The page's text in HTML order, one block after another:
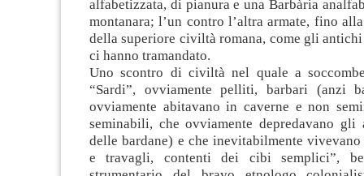
alfabetizzata, di pianura e una Barbària
montanara; l’un contro l’altra armate, fino
della superiore civiltà romana, come gli
ci hanno tramandato.
Uno scontro di civiltà nel quale a
“Sardi”, ovviamente pelliti, barbari (anzi
ovviamente abitavano in caverne e non
seminabili, che ovviamente depredavano
delle bardane) e che inevitabilmente vivevano
e travagli, contenti dei cibi semplici”,